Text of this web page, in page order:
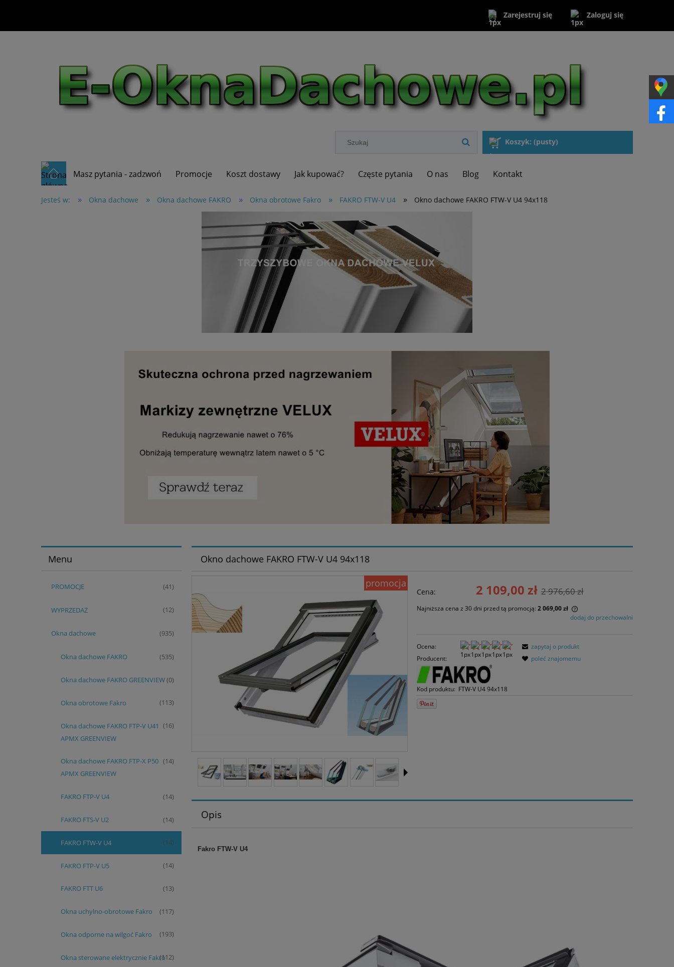
Zarejestruj się Zaloguj się
Koszyk: (pusty)
Masz pytania - zadzwoń Promocje Koszt dostawy Jak kupować? Częste pytania O nas Blog Kontakt
Jesteś w: » Okna dachowe » Okna dachowe FAKRO » Okna obrotowe Fakro » FAKRO FTW-V U4 » Okno dachowe FAKRO FTW-V U4 94x118
Menu
PROMOCJE (41)
WYPRZEDAŻ (12)
Okna dachowe (935)
Okna dachowe FAKRO (535)
Okna dachowe FAKRO GREENVIEW(0)
Okna obrotowe Fakro (113)
Okna dachowe FAKRO FTP-V U41
APMX GREENVIEW
(16)
Okna dachowe FAKRO FTP-X P50
APMX GREENVIEW
(14)
FAKRO FTP-V U4 (14)
FAKRO FTS-V U2 (14)
FAKRO FTW-V U4 (14)
FAKRO FTP-V U5 (14)
FAKRO FTT U6 (13)
Okna uchylno-obrotowe Fakro (117)
Okna odporne na wilgoć Fakro (193)
Okna sterowane elektrycznie Fakro(112)
Okno dachowe FAKRO FTW-V U4 94x118
promocja
Cena: 2 109,00 zł 2 976,60 zł
Najniższa cena z 30 dni przed tą promocją:2 069,00 zł
30 dni, wyświetlana jest najniższa cena od
momentu, kiedy produkt pojawił się w
sprzedaży.
dodaj do przechowalni
Ocena:
Producent:
Kod produktu: FTW-V U4 94x118
zapytaj o produkt
poleć znajomemu
Opis
Fakro FTW-V U4